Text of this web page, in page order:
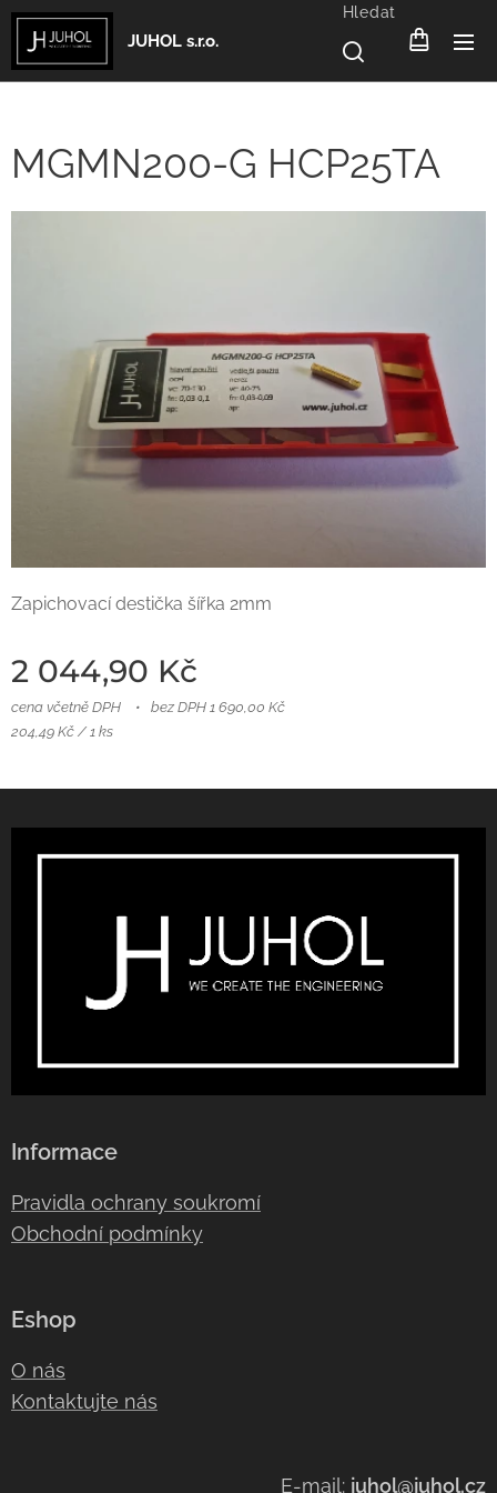
JUHOL s.r.o.
Hledat
MGMN200-G HCP25TA
Zapichovací destička šířka 2mm
2 044,90 Kč
cena včetně DPH
bez DPH 1 690,00 Kč
204,49 Kč / 1 ks
Informace
Pravidla ochrany soukromí
Obchodní podmínky
Eshop
O nás
Kontaktujte nás
E-mail: juhol@juhol.cz